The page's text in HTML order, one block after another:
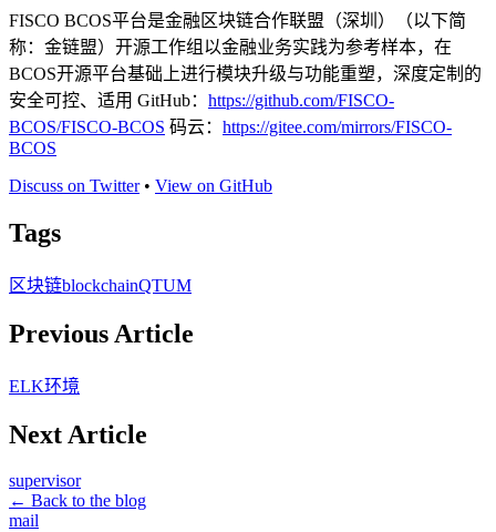
FISCO BCOS平台是金融区块链合作联盟（深圳）（以下简
称：金链盟）开源工作组以金融业务实践为参考样本，在
BCOS开源平台基础上进行模块升级与功能重塑，深度定制的
安全可控、适用 GitHub： https://github.com/FISCO-
BCOS/FISCO-BCOS 码云： https://gitee.com/mirrors/FISCO-
BCOS
Discuss on Twitter• View on GitHub
Tags
区块链blockchainQTUM
Previous Article
ELK环境
Next Article
supervisor
← Back to the blog
mail